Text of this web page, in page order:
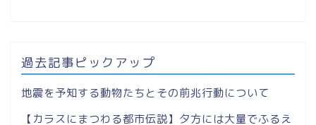
過去記事ピックアップ
地震を予知する動物たちとその前兆行動について
【カラスにまつわる都市伝説】夕方には大量でふるえ